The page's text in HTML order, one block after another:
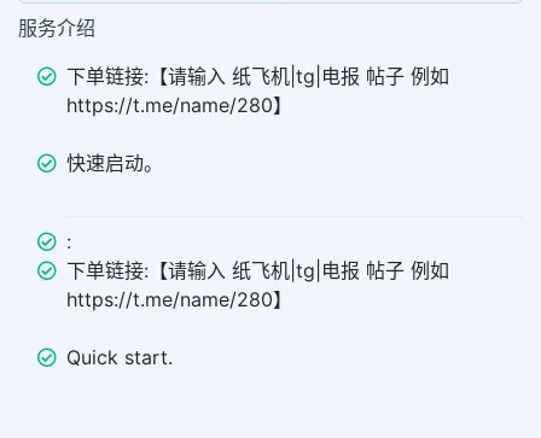
服务介绍
下单链接:【请输入 纸飞机|tg|电报 帖子 例如
https://t.me/name/280】
快速启动。
:
下单链接:【请输入 纸飞机|tg|电报 帖子 例如
https://t.me/name/280】
Quick start.